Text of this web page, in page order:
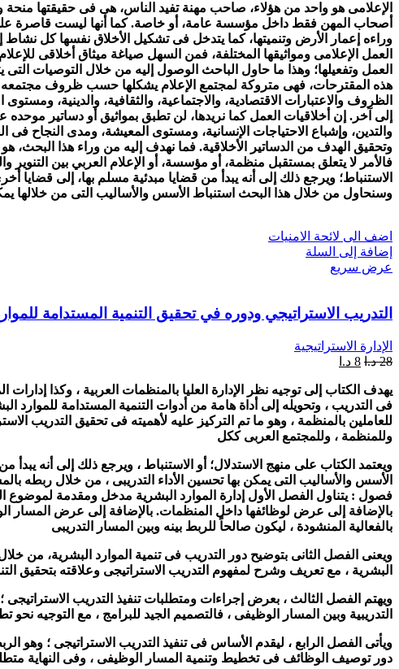
الإعلامى هو واحد من هؤلاء، صاحب مهنة تفيد الناس، هى فى حقيقتها منحة
أصحاب المهن فقط داخل مؤسسة عامة، أو خاصة. كما أنها ليست
وراءه إعمار الأرض وتنميتها، كما يتدخل فى تشكيل الأخلاق نفسها كل نشاط
العمل الإعلامى ومواثيقها المختلفة، فمن السهل صياغة ميثاق أخلاقى
العمل وتفعيلها؛ وهذا ما حاول الباحث الوصول إليه من خلال التوصيات
هذه المقترحات، فهى متروكة لمجتمع الإعلام يشكلها حسب ظروف مجتمعه
الظروف والاعتبارات الاقتصادية، والاجتماعية، والثقافية، والدينية،
إلى آخر. إن أخلاقيات العمل كما نريدها، لن تطبق بمواثيق أو دساتير
والتدين، وإشباع الاحتياجات الإنسانية، ومستوى المعيشة، ومدى النجاح فى
وتحقيق الهدف من الدساتير الأخلاقية. فما نهدف إليه من وراء هذا البحث، هو
فالأمر لا يتعلق بمستقبل منظمة، أو مؤسسة، أو الإعلام العربي بين التنوير
الاستنباط؛ ويرجع ذلك إلى أنه يبدأ من قضايا مبدئية مسلم بها، إلى قضايا
وسنحاول من خلال هذا البحث استنباط الأسس والأساليب التى من خلالها
اضف الى لائحة الامنيات
إضافة إلى السلة
عرض سريع
التدريب الاستراتيجي ودوره في تحقيق التنمية المستدامة
الإدارة الاستراتيجية
28 د.ا 8 د.ا
يهدف الكتاب إلى توجيه نظر الإدارة العليا بالمنظمات العربية ، وكذا
فى التدريب ، وتحويله إلى أداة هامة من أدوات التنمية المستدامة للموارد
للعاملين بالمنظمة ، وهو ما تم التركيز عليه لأهميته فى تحقيق التدريب
وللمنظمة ، وللمجتمع العربى ككل
ويعتمد الكتاب على منهج الاستدلال؛ أو الاستنباط ، ويرجع ذلك إلى أنه
الأسس والأساليب التى يمكن بها تحسين الأداء التدريبى ، من خلال
فصول : يتناول الفصل الأول إدارة الموارد البشرية مدخل ومقدمة لموضوع
بالإضافة إلى عرض لوظائفها داخل المنظمات. بالإضافة إلى عرض المسار
بالفعالية المنشودة ، ليكون صالحاً للربط بينه وبين المسار التدريبى
ويعنى الفصل الثانى بتوضيح دور التدريب فى تنمية الموارد البشرية، من
البشرية ، مع تعريف وشرح لمفهوم التدريب الاستراتيجى وعلاقته بتحقيق
ويهتم الفصل الثالث ، بعرض إجراءات ومتطلبات تنفيذ التدريب الاستراتيجى ؛
التدريبية وبين المسار الوظيفى ، فالتصميم الجيد للبرامج ، مع التوجيه
ويأتى الفصل الرابع ، ليقدم الأساس فى تنفيذ التدريب الاستراتيجى ؛ وهو
دور توصيف الوظائف فى تخطيط وتنمية المسار الوظيفى ، وفى النهاية